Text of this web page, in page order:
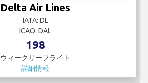
Delta Air Lines
IATA: DL
ICAO: DAL
198
ウィークリーフライト
詳細情報